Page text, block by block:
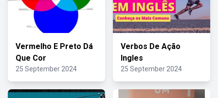
Vermelho E Preto Dá
Que Cor
25 September 2024
Verbos De Ação
Ingles
25 September 2024